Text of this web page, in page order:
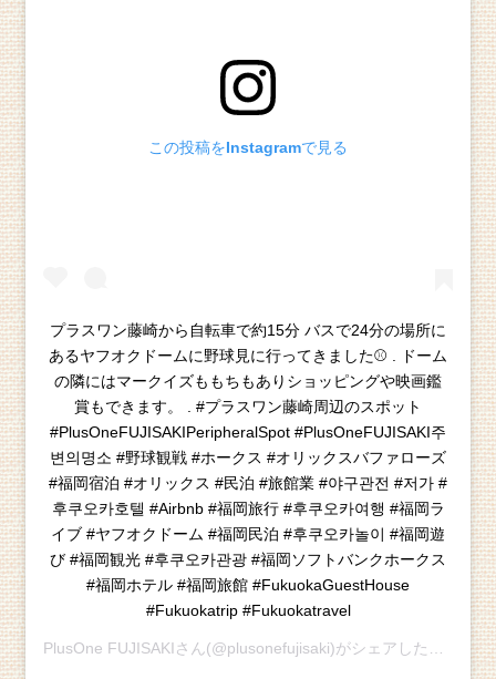
この投稿をInstagramで見る
プラスワン藤崎から自転車で約15分 バスで24分の場所に
あるヤフオクドームに野球見に行ってきました⚾️ . ドーム
の隣にはマークイズももちもありショッピングや映画鑑
賞もできます。 . #プラスワン藤崎周辺のスポット
#PlusOneFUJISAKIPeripheralSpot #PlusOneFUJISAKI주
변의명소 #野球観戦 #ホークス #オリックスバファローズ
#福岡宿泊 #オリックス #民泊 #旅館業 #야구관전 #저가 #
후쿠오카호텔 #Airbnb #福岡旅行 #후쿠오카여행 #福岡ラ
イブ #ヤフオクドーム #福岡民泊 #후쿠오카놀이 #福岡遊
び #福岡観光 #후쿠오카관광 #福岡ソフトバンクホークス
#福岡ホテル #福岡旅館 #FukuokaGuestHouse
#Fukuokatrip #Fukuokatravel
PlusOne FUJISAKIさん(@plusonefujisaki)がシェアした投稿 -